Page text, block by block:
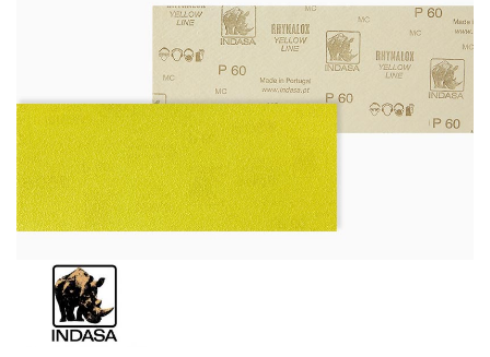
Schleif-Handpads
Zubehör/Hilfsmittel
Kleben & Beschichten
Abdecken
Spachteln
Polieren